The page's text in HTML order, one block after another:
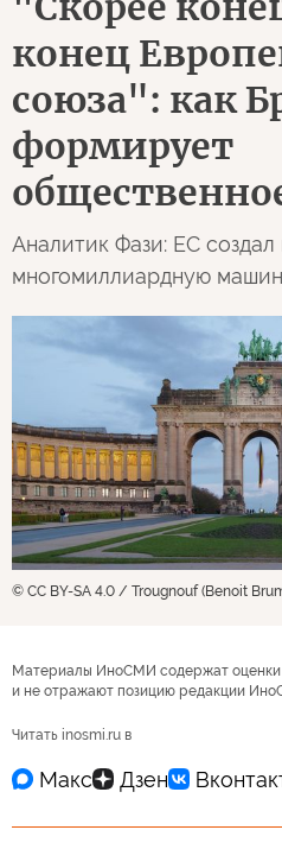
конец
союза": как
формирует
Аналитик Фази: ЕС
многомиллиардную
© CC BY-SA 4.0 / Trougnouf (Benoit
Материалы ИноСМИ содержат
и не отражают позицию редакции
Читать inosmi.ru в